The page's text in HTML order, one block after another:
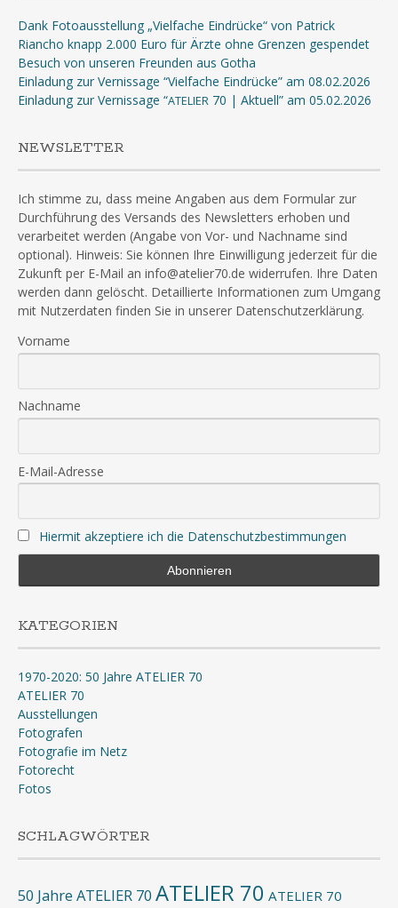
Dank Fotoausstellung „Vielfache Eindrücke“ von Patrick
Riancho knapp 2.000 Euro für Ärzte ohne Grenzen gespendet
Besuch von unseren Freunden aus Gotha
Einladung zur Vernissage “Vielfache Eindrücke” am 08.02.2026
Einladung zur Vernissage “ATELIER 70 | Aktuell” am 05.02.2026
NEWSLETTER
Ich stimme zu, dass meine Angaben aus dem Formular zur
Durchführung des Versands des Newsletters erhoben und
verarbeitet werden (Angabe von Vor- und Nachname sind
optional). Hinweis: Sie können Ihre Einwilligung jederzeit für die
Zukunft per E-Mail an info@atelier70.de widerrufen. Ihre Daten
werden dann gelöscht. Detaillierte Informationen zum Umgang
mit Nutzerdaten finden Sie in unserer Datenschutzerklärung.
Vorname
Nachname
E-Mail-Adresse
Hiermit akzeptiere ich die Datenschutzbestimmungen
KATEGORIEN
1970-2020: 50 Jahre ATELIER 70
ATELIER 70
Ausstellungen
Fotografen
Fotografie im Netz
Fotorecht
Fotos
SCHLAGWÖRTER
50 Jahre ATELIER 70 ATELIER 70 ATELIER 70